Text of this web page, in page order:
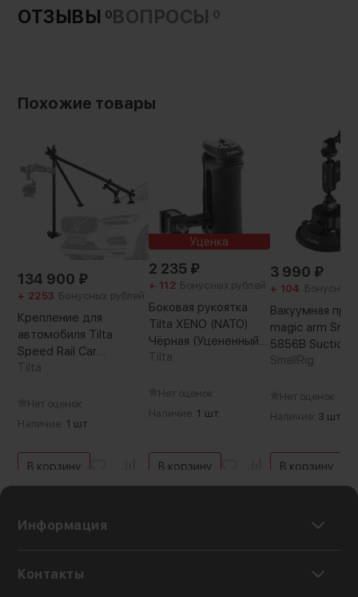
крепление
Вес с упаковкой:
ОТЗЫВЫ 0ВОПРОСЫ 0
Похожие товары
134 900 ₽
+ 2253 Бонусных рублей
Крепление для
автомобиля Tilta
Speed Rail Car
Mounting Kit
Tilta
Нет оценок
Наличие: 1 шт.
В корзину
Уценка
2 235 ₽
+ 112 Бонусных рублей
Боковая рукоятка
Tilta XENO (NATO)
Чёрная (Уцененный
кат.Б)
Tilta
Нет оценок
Наличие: 1 шт.
В корзину
3 990 ₽
+ 104 Бонусных
Вакуумная
magic arm
5856B Suction
Mount для
SmallRig
Нет оценок
Наличие: 3 шт.
В корзину
Информация
Контакты